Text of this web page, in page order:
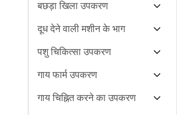
बछड़ा खिला उपकरण
दूध देने वाली मशीन के भाग
पशु चिकित्सा उपकरण
गाय फार्म उपकरण
गाय चिह्नित करने का उपकरण